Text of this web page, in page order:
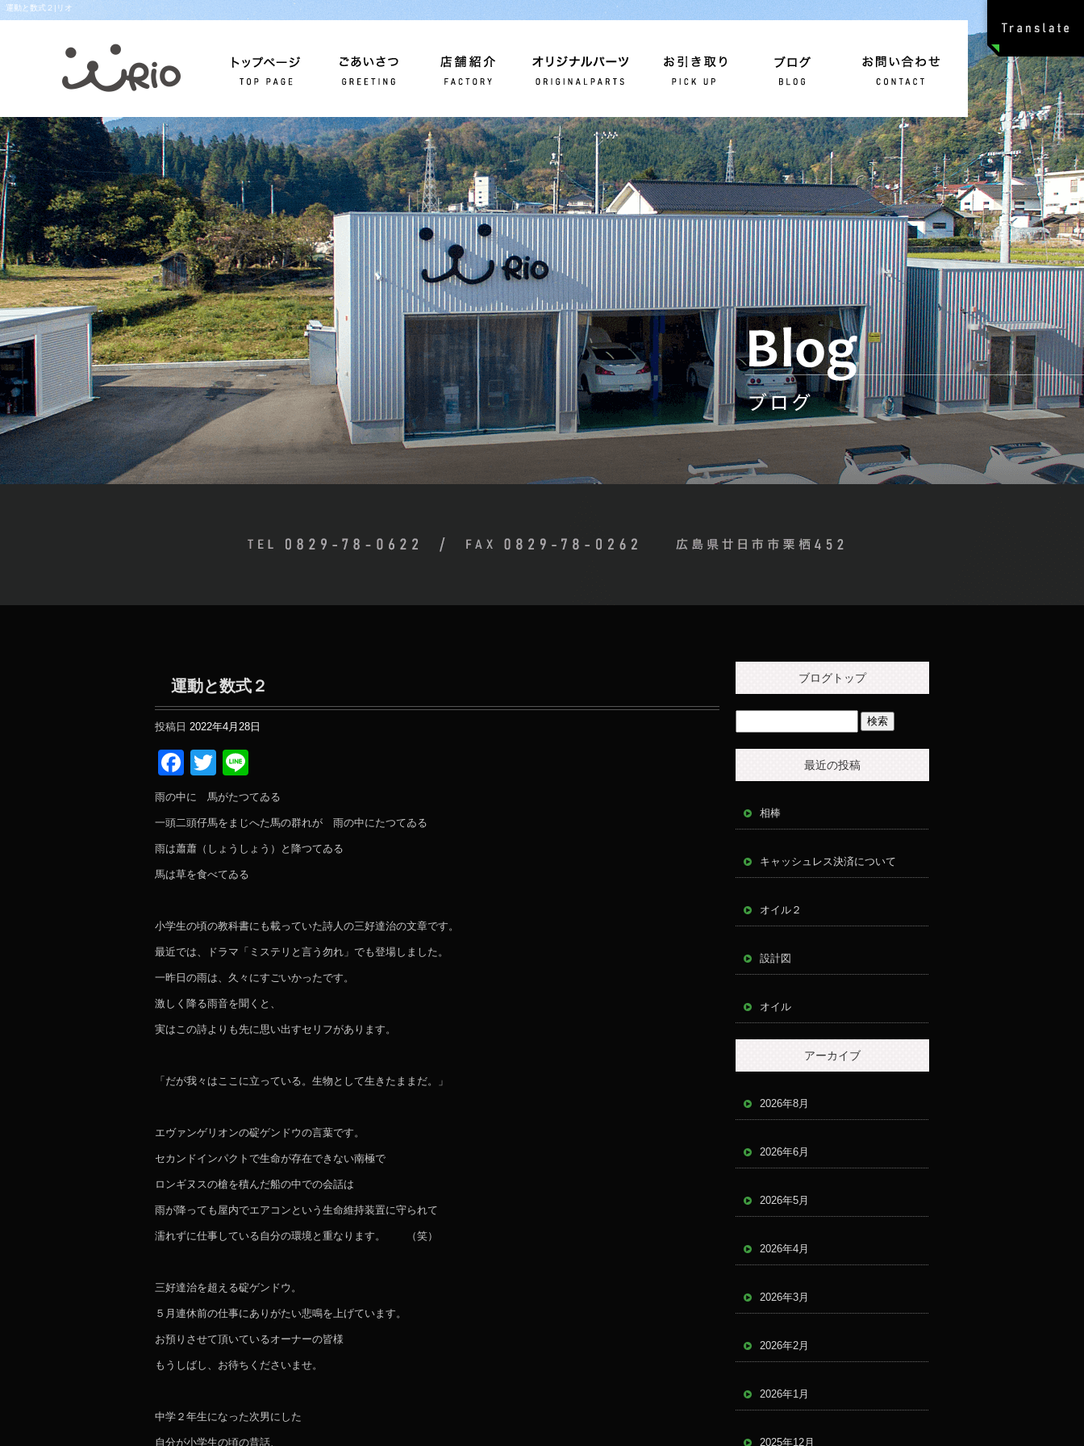
運動と数式２|リオ
運動と数式２
投稿日 2022年4月28日
Facebook
Twitter
雨の中に 馬がたつてゐる
一頭二頭仔馬をまじへた馬の群れが 雨の中にたつてゐる
雨は蕭蕭（しょうしょう）と降つてゐる
馬は草を食べてゐる
小学生の頃の教科書にも載っていた詩人の三好達治の文章です。
最近では、ドラマ「ミステリと言う勿れ」でも登場しました。
一昨日の雨は、久々にすごいかったです。
激しく降る雨音を聞くと、
実はこの詩よりも先に思い出すセリフがあります。
「だが我々はここに立っている。生物として生きたままだ。」
エヴァンゲリオンの碇ゲンドウの言葉です。
セカンドインパクトで生命が存在できない南極で
ロンギヌスの槍を積んだ船の中での会話は
雨が降っても屋内でエアコンという生命維持装置に守られて
濡れずに仕事している自分の環境と重なります。 （笑）
三好達治を超える碇ゲンドウ。
５月連休前の仕事にありがたい悲鳴を上げています。
お預りさせて頂いているオーナーの皆様
もうしばし、お待ちくださいませ。
中学２年生になった次男にした
自分が小学生の頃の昔話、
ブログトップ
最近の投稿
相棒
キャッシュレス決済について
オイル２
設計図
オイル
アーカイブ
2026年8月
2026年6月
2026年5月
2026年4月
2026年3月
2026年2月
2026年1月
2025年12月